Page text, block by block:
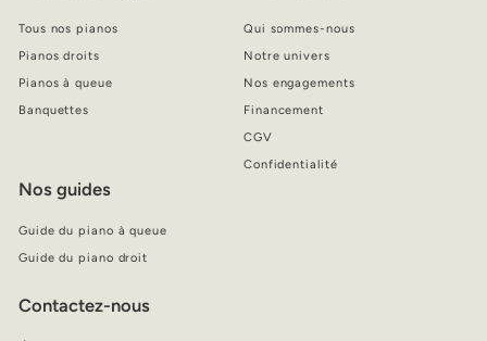
Tous nos pianos
Pianos droits
Pianos à queue
Banquettes
Qui sommes-nous
Notre univers
Nos engagements
Financement
CGV
Confidentialité
Nos guides
Guide du piano à queue
Guide du piano droit
Contactez-nous